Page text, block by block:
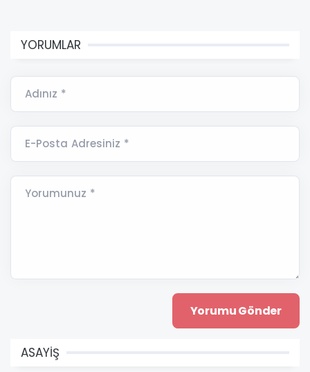
YORUMLAR
Adınız *
E-Posta Adresiniz *
Yorumunuz *
ASAYİŞ